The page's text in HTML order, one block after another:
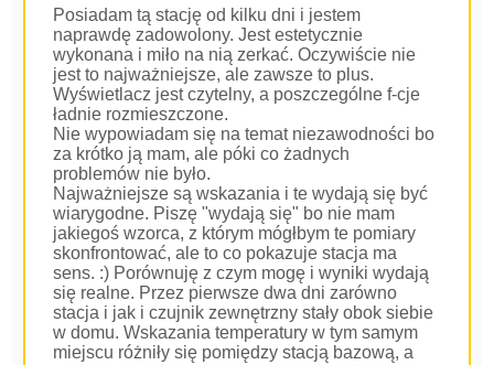
Posiadam tą stację od kilku dni i jestem
naprawdę zadowolony. Jest estetycznie
wykonana i miło na nią zerkać. Oczywiście nie
jest to najważniejsze, ale zawsze to plus.
Wyświetlacz jest czytelny, a poszczególne f-cje
ładnie rozmieszczone.
Nie wypowiadam się na temat niezawodności bo
za krótko ją mam, ale póki co żadnych
problemów nie było.
Najważniejsze są wskazania i te wydają się być
wiarygodne. Piszę "wydają się" bo nie mam
jakiegoś wzorca, z którym mógłbym te pomiary
skonfrontować, ale to co pokazuje stacja ma
sens. :) Porównuję z czym mogę i wyniki wydają
się realne. Przez pierwsze dwa dni zarówno
stacja i jak i czujnik zewnętrzny stały obok siebie
w domu. Wskazania temperatury w tym samym
miejscu różniły się pomiędzy stacją bazową, a